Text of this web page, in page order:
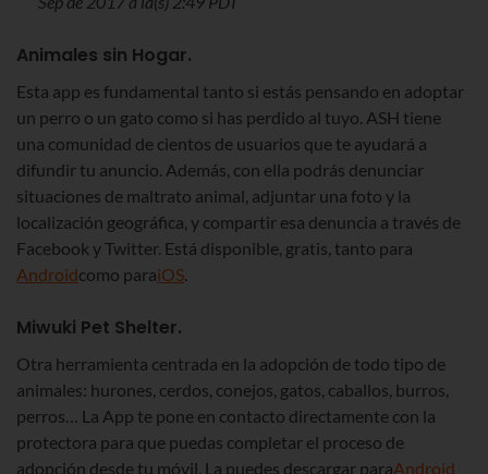
Animales sin Hogar.
Esta app es fundamental tanto si estás pensando en adoptar
un perro o un gato como si has perdido al tuyo. ASH tiene
una comunidad de cientos de usuarios que te ayudará a
difundir tu anuncio. Además, con ella podrás denunciar
situaciones de maltrato animal, adjuntar una foto y la
localización geográfica, y compartir esa denuncia a través de
Facebook y Twitter. Está disponible, gratis, tanto para
Androidcomo paraiOS.
Miwuki Pet Shelter.
Otra herramienta centrada en la adopción de todo tipo de
animales: hurones, cerdos, conejos, gatos, caballos, burros,
perros… La App te pone en contacto directamente con la
protectora para que puedas completar el proceso de
adopción desde tu móvil. La puedes descargar paraAndroid